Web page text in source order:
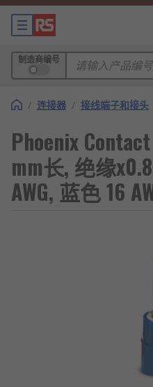
制造商编号
/ 连接器 / 接线端子和接头
Phoenix
mm长, 绝缘
AWG, 蓝色 16